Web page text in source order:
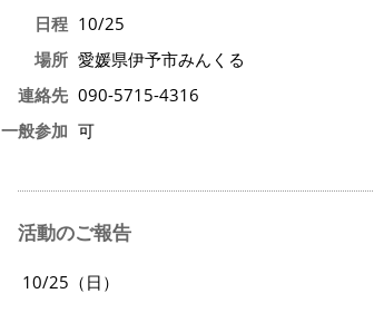
日程 10/25
場所 愛媛県伊予市みんくる
連絡先 090-5715-4316
一般参加 可
活動のご報告
10/25（日）